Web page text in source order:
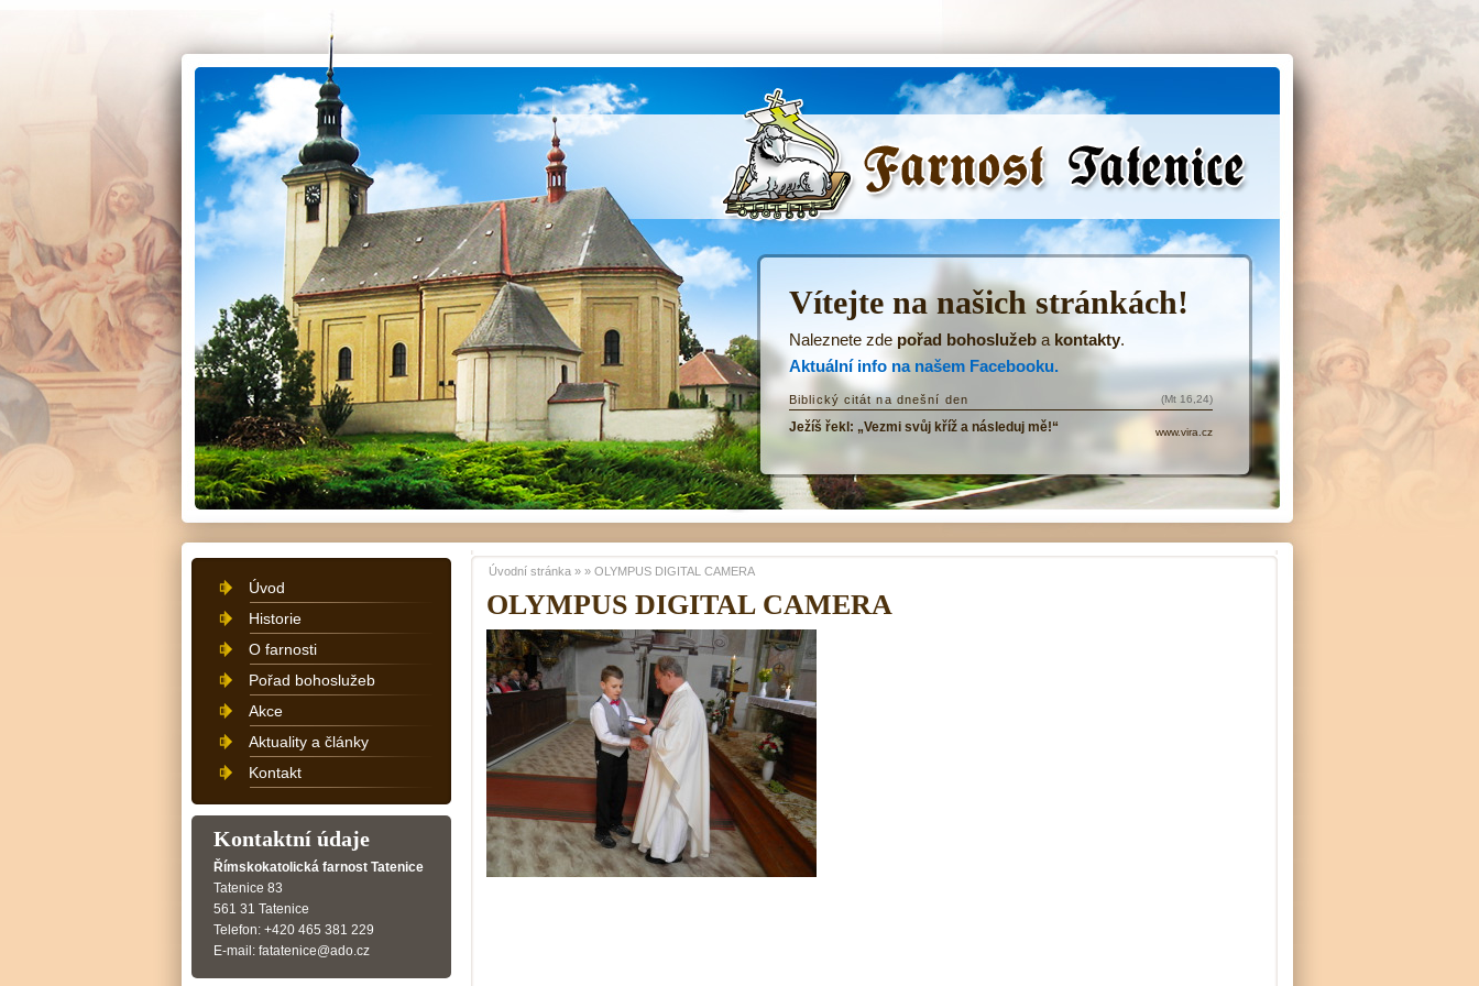
ŘKF Tatenice -
OLYMPUS DIGITAL CAMERA
Úvodní stránka » » OLYMPUS DIGITAL CAMERA
Úvod
Historie
O farnosti
Pořad bohoslužeb
Akce
Aktuality a články
Kontakt
Kontaktní údaje
Římskokatolická farnost Tatenice
Tatenice 83
561 31 Tatenice
Telefon: +420 465 381 229
E-mail: fatatenice@ado.cz
Vítejte na našich stránkách!
Naleznete zdepořad bohoslužeb a kontakty.
Aktuální info na našem Facebooku.
Biblický citát na dnešní den
Ježíš řekl: „Vezmi svůj kříž a následuj mě!“
(Mt 16,24)
www.vira.cz